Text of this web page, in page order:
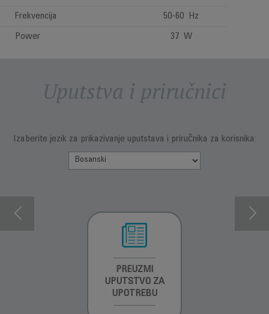
Frekvencija
50-60 Hz
Power 37 W
Uputstva i priručnici
Izaberite jezik za prikazivanje uputstava i priručnika za korisnika:
PREUZMI
UPUTSTVO ZA
UPOTREBU